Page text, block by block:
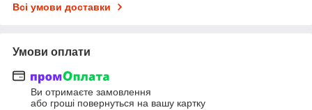
Всі умови доставки
Умови оплати
Ви отримаєте замовлення
або гроші повернуться на вашу картку